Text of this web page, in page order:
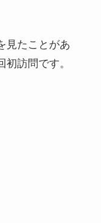
見たことがあ
訪問です。